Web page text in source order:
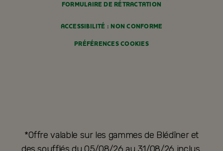
FORMULAIRE DE RÉTRACTATION
ACCESSIBILITÉ : NON CONFORME
PRÉFÉRENCES COOKIES
*Offre valable sur les gammes de Blédîner et